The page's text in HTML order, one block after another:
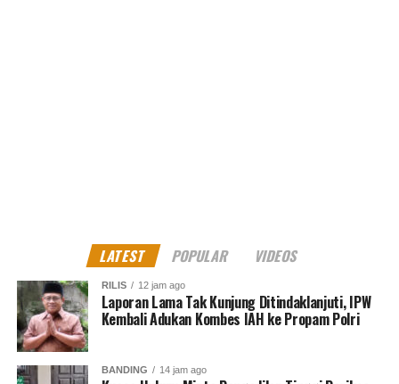
Kritik saran kami terima untuk pengembangan
konten kami. Jangan lupa subscribe dan like di
Channel YouTube, Instagram dan Tik Tok.Terima
kasih.
RELATED TOPICS: ABOLISI ADAM DAMIRI
LATEST POPULAR VIDEOS
RILIS 12 jam ago
Laporan Lama Tak Kunjung Ditindaklanjuti, IPW
Kembali Adukan Kombes IAH ke Propam Polri
BANDING 14 jam ago